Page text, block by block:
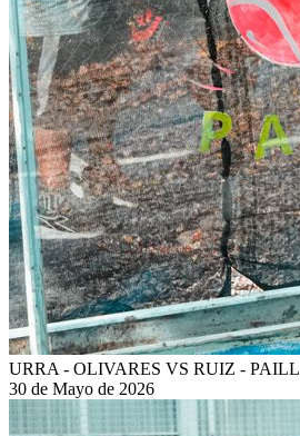
URRA - OLIVARES VS RUIZ -
30 de Mayo de 2026